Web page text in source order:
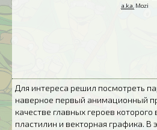
a.k.a. Mozi
Для интереса решил посмотреть
наверное первый анимационный
качестве главных героев
пластилин и векторная графика. В